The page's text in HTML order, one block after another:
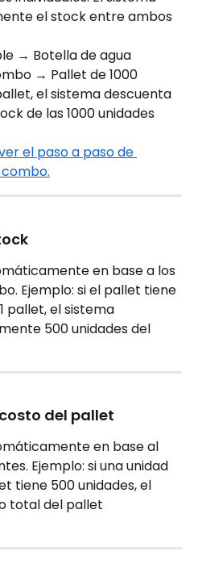
el stock entre ambos
→ Botella de agua
→ Pallet de 1000
el sistema descuenta
de las 1000 unidades
el paso a paso de
en base a los
Ejemplo: si el pallet tiene
pallet, el sistema
500 unidades del
del pallet
en base al
Ejemplo: si una unidad
tiene 500 unidades, el
total del pallet